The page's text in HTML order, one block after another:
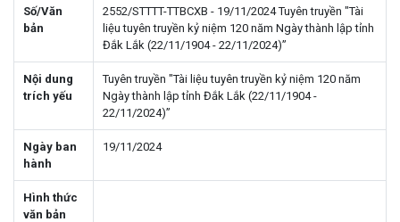
Số/Văn
bản
2552/STTTT-TTBCXB - 19/11/2024 Tuyên truyền "Tài
liệu tuyên truyền kỷ niệm 120 năm Ngày thành lập tỉnh
Đắk Lắk (22/11/1904 - 22/11/2024)”
Nội dung
trích yếu
Tuyên truyền "Tài liệu tuyên truyền kỷ niệm 120 năm
Ngày thành lập tỉnh Đắk Lắk (22/11/1904 -
22/11/2024)”
Ngày ban
hành
19/11/2024
Hình thức
văn bản